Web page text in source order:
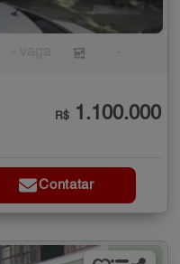
R$ 1.100.000
Contatar